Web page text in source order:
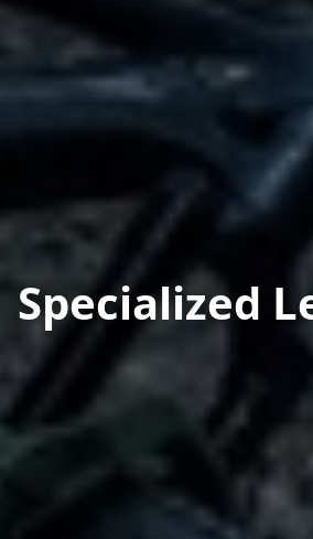
Specialized